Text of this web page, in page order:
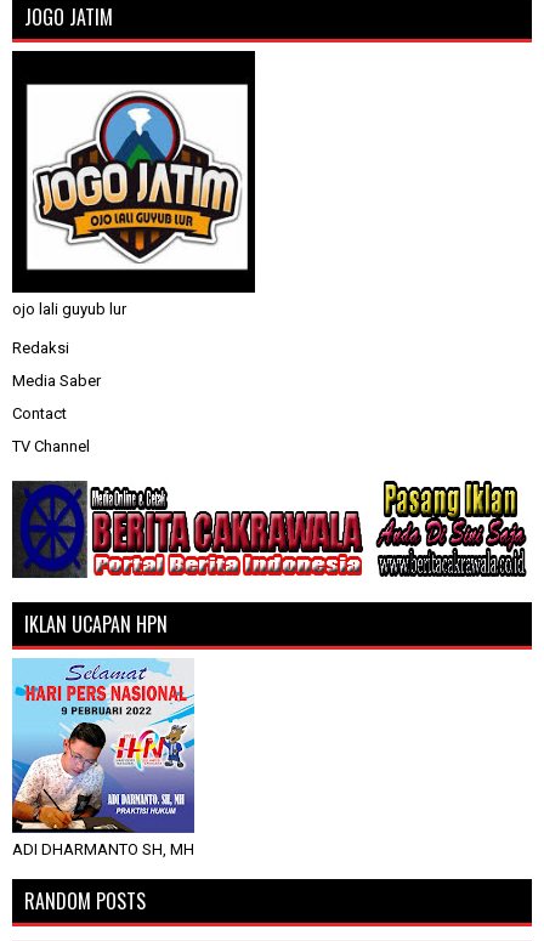
JOGO JATIM
ojo lali guyub lur
Redaksi
Media Saber
Contact
TV Channel
IKLAN UCAPAN HPN
ADI DHARMANTO SH, MH
RANDOM POSTS